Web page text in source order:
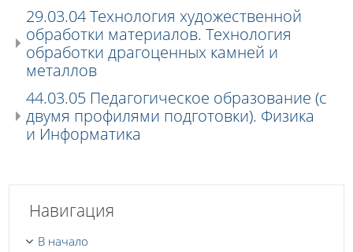
29.03.04 Технология художественной
обработки материалов. Технология
обработки драгоценных камней и
металлов
44.03.05 Педагогическое образование (с
двумя профилями подготовки). Физика
и Информатика
Навигация
В начало